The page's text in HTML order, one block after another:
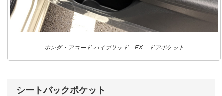
ホンダ・アコード ハイブリッド EX ドアポケット
シートバックポケット